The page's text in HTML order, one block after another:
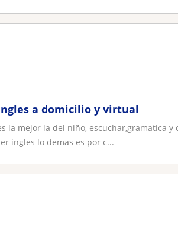
a domicilio y virtual
la mejor la del niño, escuchar,gramatica y
ingles lo demas es por c...